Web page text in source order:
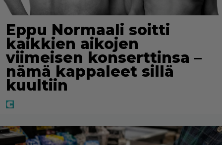
Eppu Normaali soitti
kaikkien aikojen
viimeisen konserttinsa –
nämä kappaleet sillä
kuultiin